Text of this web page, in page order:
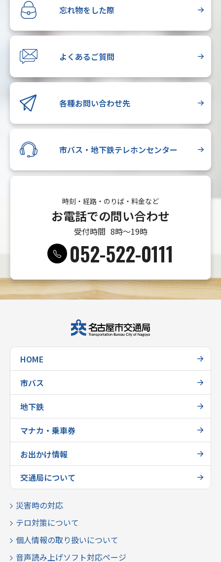
忘れ物をした際
よくあるご質問
各種お問い合わせ先
市バス・地下鉄テレホンセンター
時刻・経路・のりば・料金など
お電話での問い合わせ
受付時間 8時〜19時
052-522-0111
HOME
市バス
地下鉄
マナカ・乗車券
お出かけ情報
交通局について
災害時の対応
テロ対策について
個人情報の取り扱いについて
音声読み上げソフト対応ページ